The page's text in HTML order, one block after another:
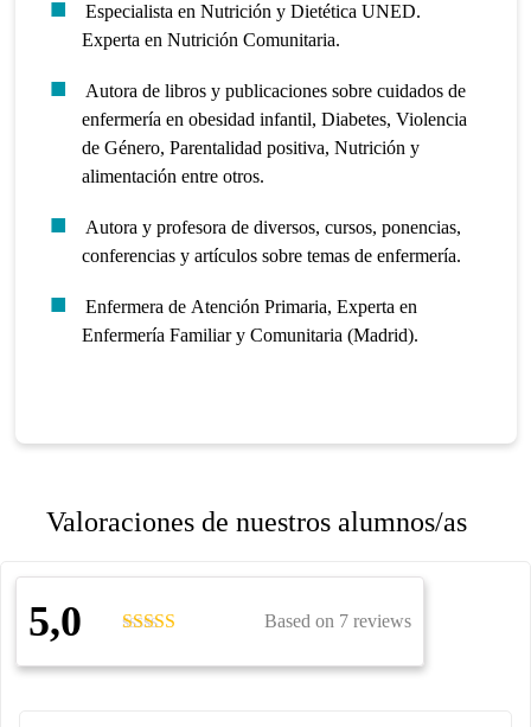
Especialista en Nutrición y Dietética UNED.
Experta en Nutrición Comunitaria.
Autora de libros y publicaciones sobre cuidados de
enfermería en obesidad infantil, Diabetes, Violencia
de Género, Parentalidad positiva, Nutrición y
alimentación entre otros.
Autora y profesora de diversos, cursos, ponencias,
conferencias y artículos sobre temas de enfermería.
Enfermera de Atención Primaria, Experta en
Enfermería Familiar y Comunitaria (Madrid).
Valoraciones de nuestros alumnos/as
5,0 Based on 7 reviews